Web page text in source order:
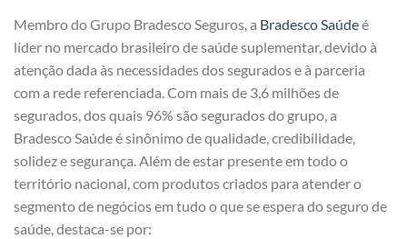
Membro do Grupo Bradesco Seguros, a Bradesco Saúdeé
líder no mercado brasileiro de saúde suplementar, devido à
atenção dada às necessidades dos segurados e à parceria
com a rede referenciada. Com mais de 3,6 milhões de
segurados, dos quais 96% são segurados do grupo, a
Bradesco Saúde é sinônimo de qualidade, credibilidade,
solidez e segurança. Além de estar presente em todo o
território nacional, com produtos criados para atender o
segmento de negócios em tudo o que se espera do seguro de
saúde, destaca-se por: